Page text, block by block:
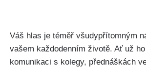
Váš hlas ‌je téměř‌ všudypřítomným
vašem každodenním životě. Ať už
komunikaci ⁢s‌ kolegy, přednáškách